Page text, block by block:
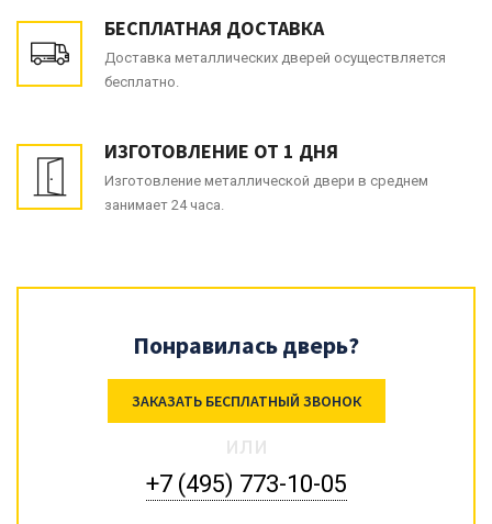
БЕСПЛАТНАЯ ДОСТАВКА
Доставка металлических дверей осуществляется
бесплатно.
ИЗГОТОВЛЕНИЕ ОТ 1 ДНЯ
Изготовление металлической двери в среднем
занимает 24 часа.
Понравилась дверь?
ЗАКАЗАТЬ БЕСПЛАТНЫЙ ЗВОНОК
или
+7 (495) 773-10-05